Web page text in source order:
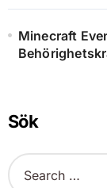
Minecraft
Sök
S
e